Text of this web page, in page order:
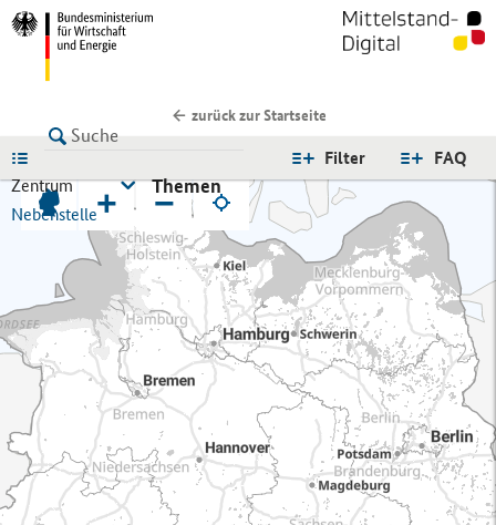
zurück zur Startseite
FAQ
Filter
Zentrum
Nebenstelle
Themen
+ −